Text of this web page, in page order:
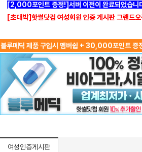
[2,000포인트 증정!]서버 이전이 완료되었습니
[초대박]핫썰닷컴 여성회원 인증 게시판 그랜드
블루메딕 제품 구입시 멤버쉽 + 30,000포인트 증
여성인증게시판